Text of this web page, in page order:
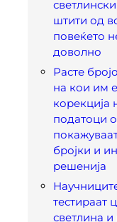
штити од
повеќето
доволно
Расте
на кои им
корекција
податоци
бројки и
решенија
тестираат
светлина и